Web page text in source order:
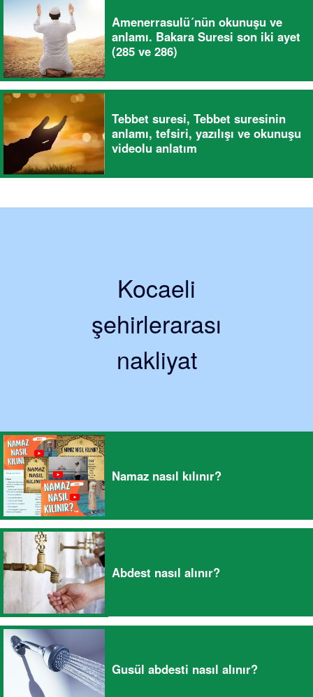
Amenerrasulü´nün okunuşu ve
anlamı. Bakara Suresi son iki ayet
(285 ve 286)
Tebbet suresi, Tebbet suresinin
anlamı, tefsiri, yazılışı ve okunuşu
videolu anlatım
Kocaeli
şehirlerarası
nakliyat
Namaz nasıl kılınır?
Abdest nasıl alınır?
Gusül abdesti nasıl alınır?